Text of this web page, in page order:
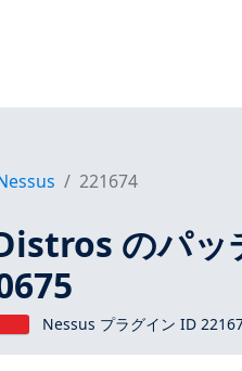
221674
のパッ
Nessus プラグイン ID